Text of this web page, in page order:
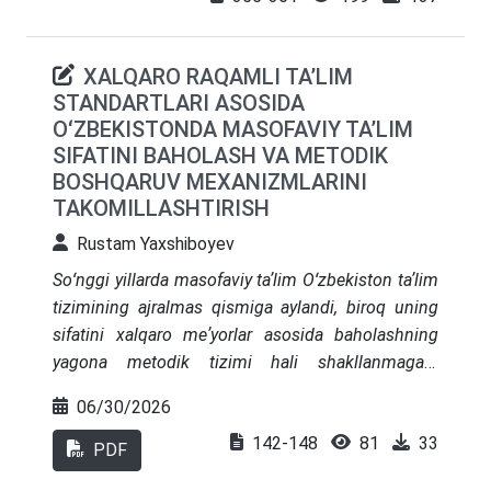
tushunishni maqsad qilgan
XALQARO RAQAMLI TAʼLIM
STANDARTLARI ASOSIDA
OʻZBEKISTONDA MASOFAVIY TAʼLIM
SIFATINI BAHOLASH VA METODIK
BOSHQARUV MEXANIZMLARINI
TAKOMILLASHTIRISH
Rustam Yaxshiboyev
Soʻnggi yillarda masofaviy taʼlim Oʻzbekiston taʼlim
tizimining ajralmas qismiga aylandi, biroq uning
sifatini xalqaro meʼyorlar asosida baholashning
yagona metodik tizimi hali shakllanmagan.
(ISO/IEC 40180, ISO 21001, IMS Global/1EdTech,
SCORM va xAPI, Quality Matters, OpenupEd
hamda Yevropa sifat kafolati standartlari — ESG)
06/30/2026
PDF 142-148 81 33